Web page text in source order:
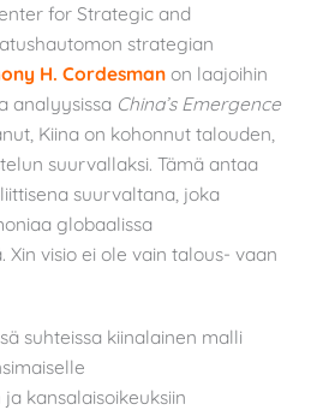
for Strategic and
strategian
H. Cordesman on laajoihin
analyysissa China’s Emergence
Kiina on kohonnut talouden,
suurvallaksi. Tämä antaa
suurvaltana, joka
globaalissa
visio ei ole vain talous- vaan
suhteissa kiinalainen malli
kansalaisoikeuksiin